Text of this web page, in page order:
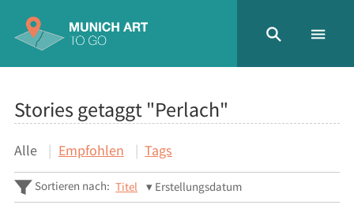
Stories getaggt "Perlach"
Alle Empfohlen Tags
Sortieren nach: Titel Erstellungsdatum